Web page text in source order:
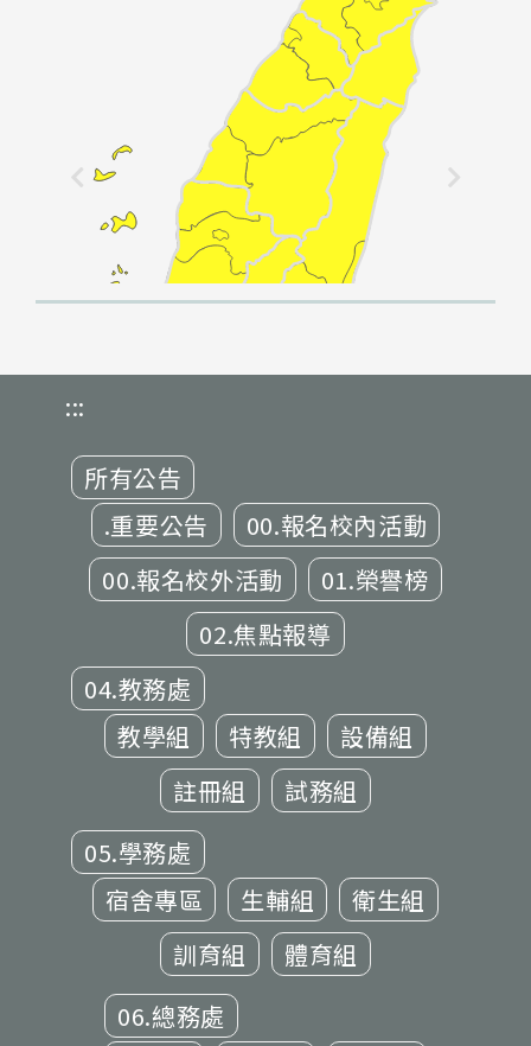
:::
所有公告
.重要公告
00.報名校內活動
00.報名校外活動
01.榮譽榜
02.焦點報導
04.教務處
教學組
特教組
設備組
註冊組
試務組
05.學務處
宿舍專區
生輔組
衛生組
訓育組
體育組
06.總務處